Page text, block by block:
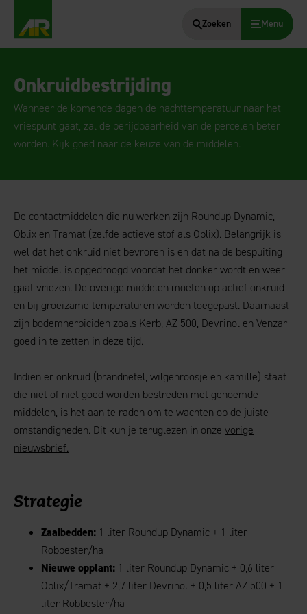
AgruniekRijnvallei
Zoeken Menu
Onkruidbestrijding
Wanneer de komende dagen de nachttemperatuur naar het
vriespunt gaat, zal de berijdbaarheid van de percelen beter
worden. Kijk goed naar de keuze van de middelen.
De contactmiddelen die nu werken zijn Roundup Dynamic,
Oblix en Tramat (zelfde actieve stof als Oblix). Belangrijk is
wel dat het onkruid niet bevroren is en dat na de bespuiting
het middel is opgedroogd voordat het donker wordt en weer
gaat vriezen. De overige middelen moeten op actief onkruid
en bij groeizame temperaturen worden toegepast. Daarnaast
zijn bodemherbiciden zoals Kerb, AZ 500, Devrinol en Venzar
goed in te zetten in deze tijd.
Indien er onkruid (brandnetel, wilgenroosje en kamille) staat
die niet of niet goed worden bestreden met genoemde
middelen, is het aan te raden om te wachten op de juiste
omstandigheden. Dit kun je teruglezen in onze vorige
nieuwsbrief.
Strategie
Zaaibedden: 1 liter Roundup Dynamic + 1 liter
Robbester/ha
Nieuwe opplant: 1 liter Roundup Dynamic + 0,6 liter
Oblix/Tramat + 2,7 liter Devrinol + 0,5 liter AZ 500 + 1
liter Robbester/ha